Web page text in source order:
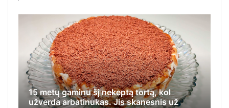
Iš jos visi tyčiodavosi, o ji, nemokėdama
apsiginti, stengėsi įlįsti į tolimiausią